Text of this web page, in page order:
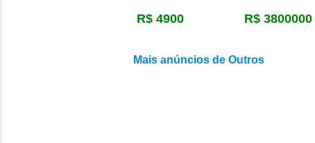
R$ 4900 R$ 3800000
Mais anúncios de Outros